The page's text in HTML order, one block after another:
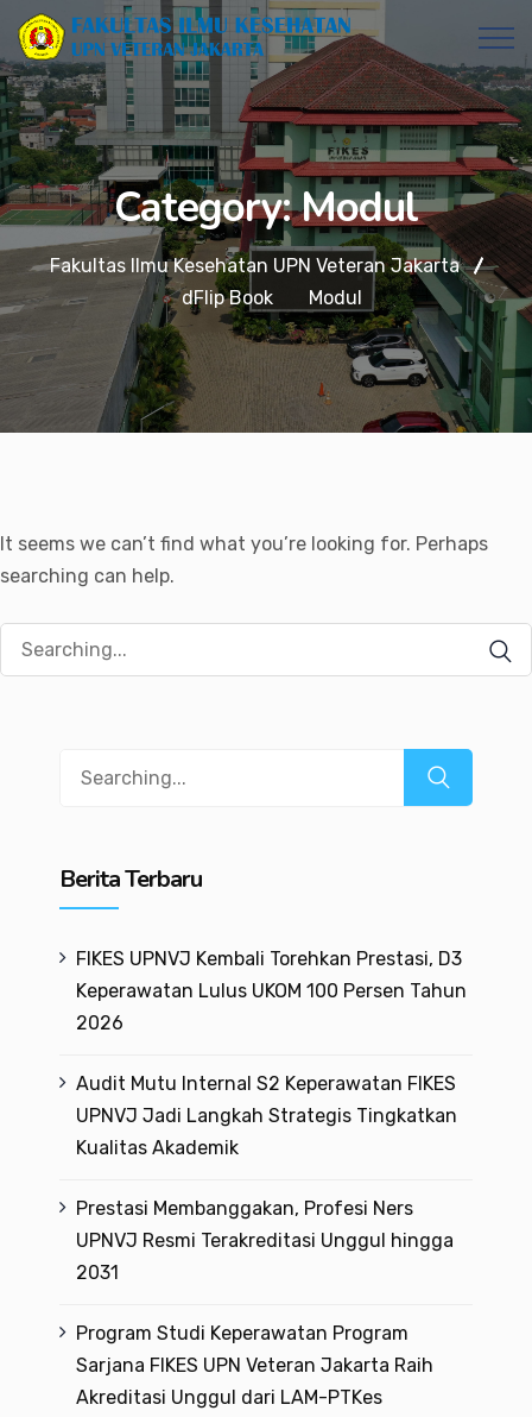
Category:Modul
Fakultas Ilmu Kesehatan UPN Veteran Jakarta
dFlip Book
Modul
It seems we can’t find what you’re looking for. Perhaps
searching can help.
Search
for:
Berita Terbaru
FIKES UPNVJ Kembali Torehkan Prestasi, D3
Keperawatan Lulus UKOM 100 Persen Tahun
2026
Audit Mutu Internal S2 Keperawatan FIKES
UPNVJ Jadi Langkah Strategis Tingkatkan
Kualitas Akademik
Prestasi Membanggakan, Profesi Ners
UPNVJ Resmi Terakreditasi Unggul hingga
2031
Program Studi Keperawatan Program
Sarjana FIKES UPN Veteran Jakarta Raih
Akreditasi Unggul dari LAM-PTKes